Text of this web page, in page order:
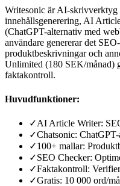
Writesonic är AI-
innehållsgenerering, AI
(ChatGPT-alternativ med
användare genererar det
produktbeskrivningar och
Unlimited (180 SEK/månad)
faktakontroll.
Huvudfunktioner:
✓AI Article Writer:
✓Chatsonic:
✓100+ mallar:
✓SEO Checker:
✓Faktakontroll:
✓Gratis: 10 000 ord/